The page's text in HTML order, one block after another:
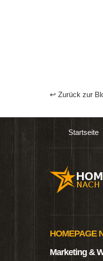
↩ Zurück zur
Startseite
Produkten wie
HOMEPAGE
Marketing &